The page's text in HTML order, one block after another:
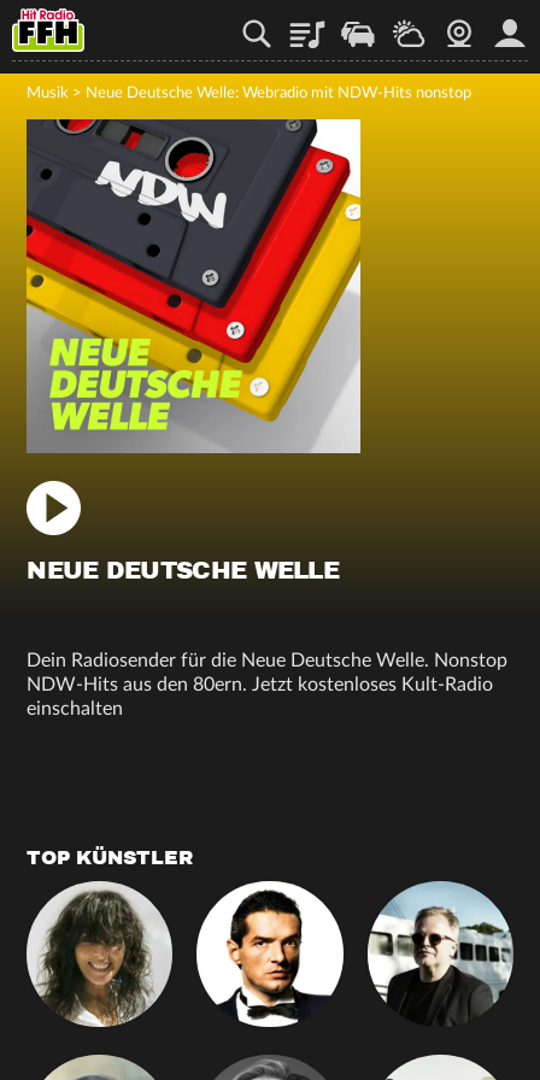
PlaylistStaupilotWetterWebcam
Musik > Neue Deutsche Welle: Webradio mit NDW-Hits nonstop
NEUE DEUTSCHE WELLE
Dein Radiosender für die Neue Deutsche Welle. Nonstop
NDW-Hits aus den 80ern. Jetzt kostenloses Kult-Radio
einschalten
TOP KÜNSTLER